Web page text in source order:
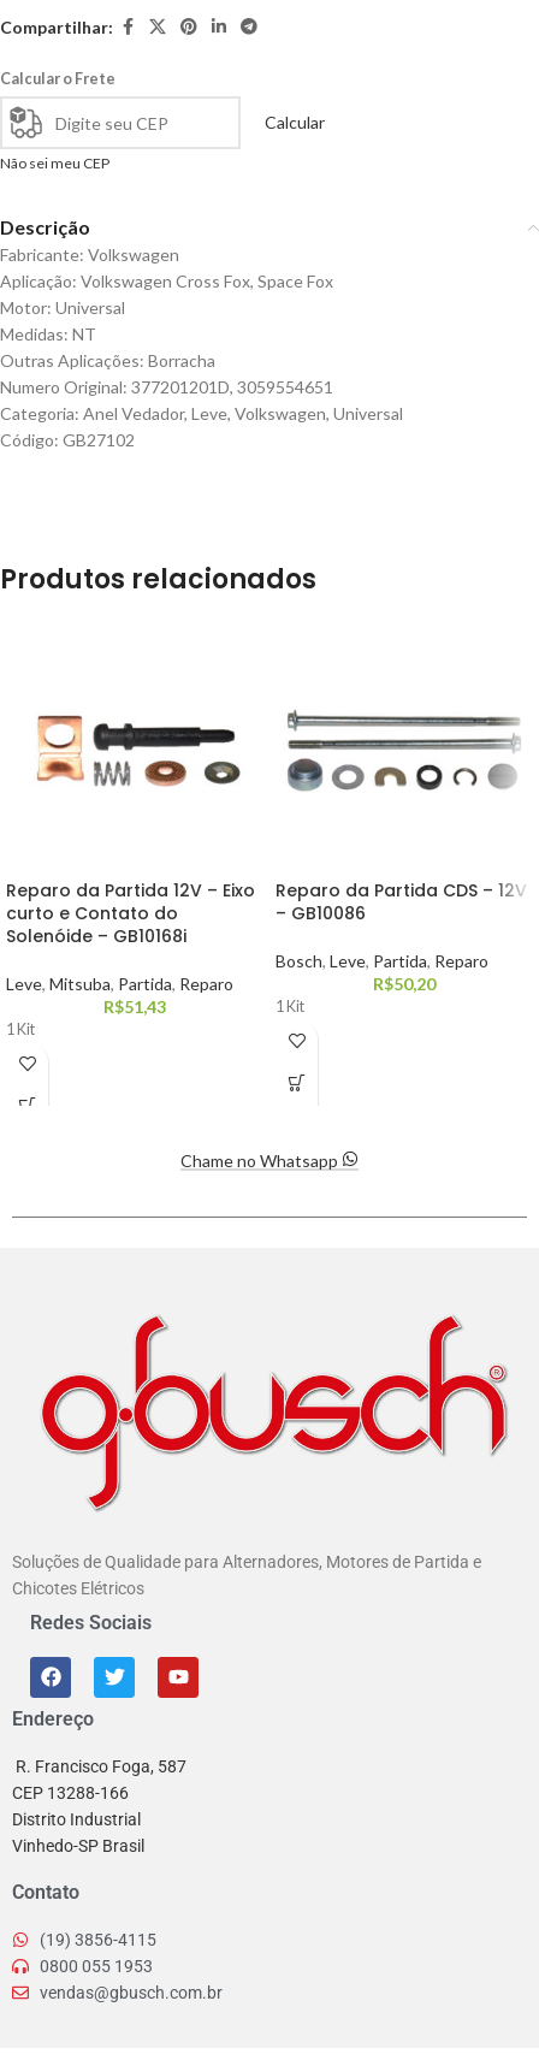
Compartilhar:
Calcular o Frete
Calcular
Não sei meu CEP
Descrição
Fabricante: Volkswagen
Aplicação: Volkswagen Cross Fox, Space Fox
Motor: Universal
Medidas: NT
Outras Aplicações: Borracha
Numero Original: 377201201D, 3059554651
Categoria: Anel Vedador, Leve, Volkswagen, Universal
Código: GB27102
Produtos relacionados
Reparo da Partida 12V – Eixo
curto e Contato do
Solenóide – GB10168i
Leve, Mitsuba, Partida, Reparo
R$51,43
1 Kit
Reparo da Partida CDS – 12V
– GB10086
Bosch, Leve, Partida, Reparo
R$50,20
1 Kit
Chame no Whatsapp
Soluções de Qualidade para Alternadores, Motores de Partida e
Chicotes Elétricos
Redes Sociais
Endereço
R. Francisco Foga, 587
CEP 13288-166
Distrito Industrial
Vinhedo-SP Brasil
Contato
(19) 3856-4115
0800 055 1953
vendas@gbusch.com.br